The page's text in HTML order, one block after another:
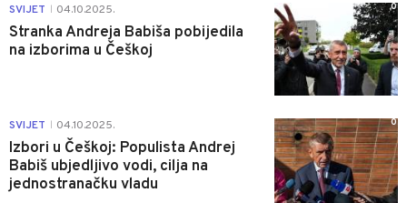
SVIJET 04.10.2025.
Stranka Andreja Babiša pobijedila
na izborima u Češkoj
0
SVIJET 04.10.2025.
Izbori u Češkoj: Populista Andrej
Babiš ubjedljivo vodi, cilja na
jednostranačku vladu
0